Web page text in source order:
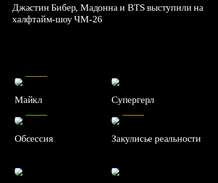
Джастин Бибер, Мадонна и BTS выступили на
халфтайм-шоу ЧМ-26
Майкл Супергерл
Обсессия
7.1
Закулисье реальности